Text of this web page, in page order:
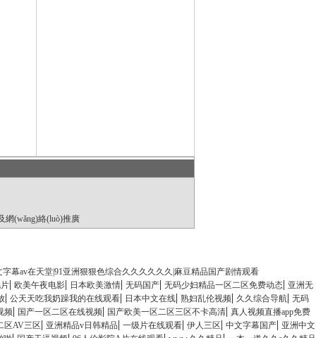
網(wǎng)絡(luò)推廣
幕av在天堂|91亚洲狠狠色综合久久久久久久|麻豆精品国产剧情观看
| 欧美午夜电影| 日本欧美激情| 无码国产| 无码少妇精品一区二区免费动态| 亚洲无
| 公天天吃我奶躁我的在线观看| 日本中文在线| 熟妇乱伦视频| 久久综合导航| 无码
频| 国产一区二区在线视频| 国产欧美一区二区三区不卡高清| 真人视频直播app免费
区AV三区| 亚洲精品v日韩精品| 一级片在线观看| 伊人三区| 中文字幕国产| 亚洲中文